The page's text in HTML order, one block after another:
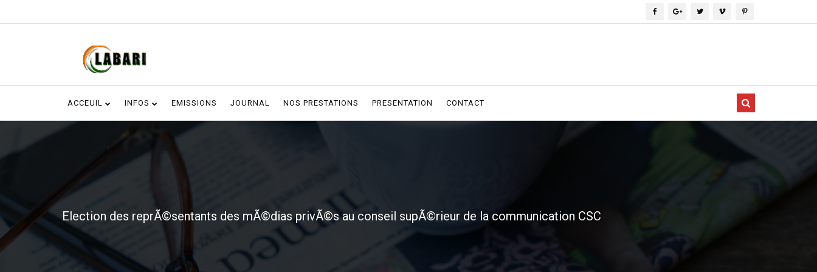
ACCEUIL INFOS EMISSIONS JOURNAL NOS PRESTATIONS PRESENTATION CONTACT
Election des reprÃ©sentants des mÃ©dias privÃ©s au conseil supÃ©rieur de la communication CSC